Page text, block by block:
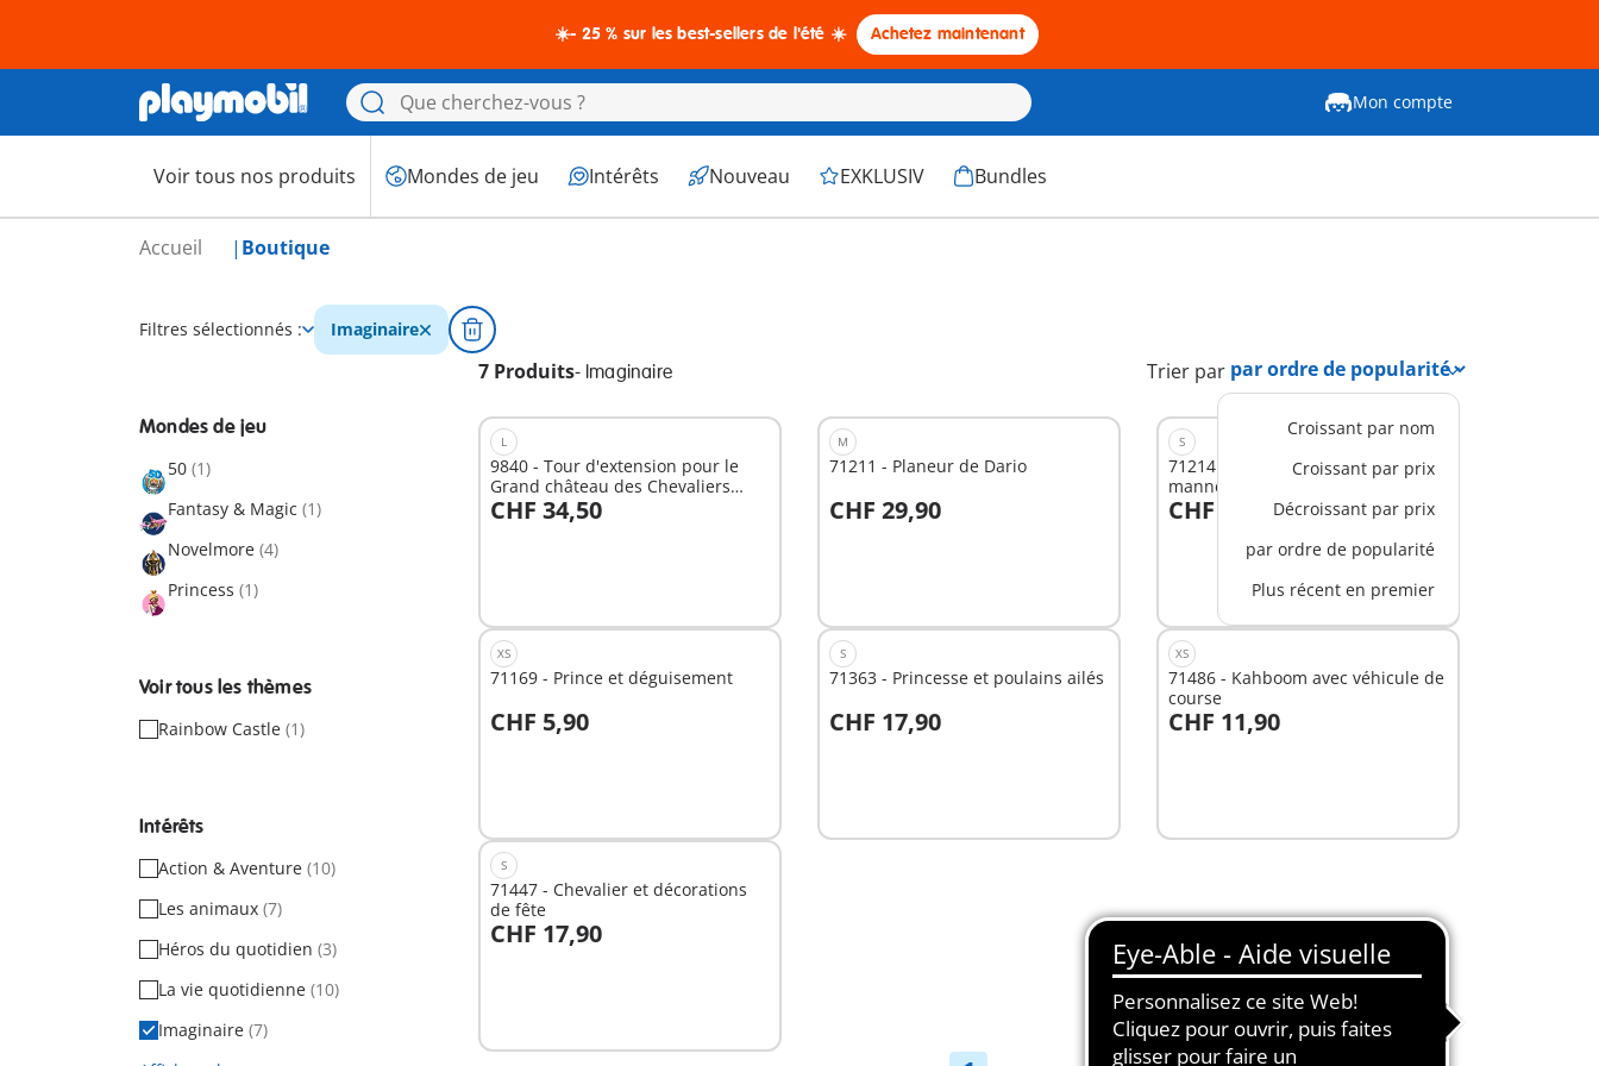
☀️- 25 % sur les best-sellers de l'été ☀️ Achetez maintenant
Mon compte
Voir tous nos produits Mondes de jeu Intérêts Nouveau EXKLUSIV Bundles
Accueil Boutique
Filtres sélectionnés : Imaginaire
7 Produits- Imaginaire Trier par
Croissant par nom
Croissant par prix
Décroissant par prix
par ordre de popularité
Plus récent en premier
Mondes de jeu
50 (1)
Fantasy & Magic (1)
Novelmore (4)
Princess (1)
Voir tous les thèmes
Rainbow Castle (1)
Intérêts
Action & Aventure (10)
Les animaux (7)
Héros du quotidien (3)
La vie quotidienne (10)
Imaginaire (7)
L
9840 - Tour d'extension pour le
Grand château des Chevaliers
Novelmore
CHF 34,50
Au panier
M
71211 - Planeur de Dario
CHF 29,90
S
71214 - Chevalier Novelmore et
mannequin d'entrainement
CHF 11,90
disponible
XS
71169 - Prince et déguisement
CHF 5,90
S
71363 - Princesse et poulains ailés
CHF 17,90
XS
71486 - Kahboom avec véhicule de
course
CHF 11,90
S
71447 - Chevalier et décorations
de fête
CHF 17,90